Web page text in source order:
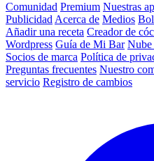
Comunidad Premium Nuestras
Publicidad Acerca de Medios
Añadir una receta Creador de
Wordpress Guía de Mi Bar Nube
Socios de marca Política de
Preguntas frecuentes Nuestro
servicio Registro de cambios